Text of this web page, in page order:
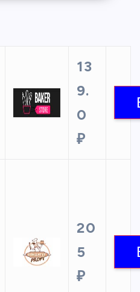
13
9.
0
₽
20
5
₽